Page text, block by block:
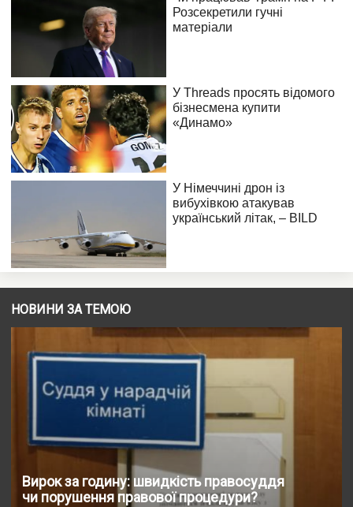
НОВИНИ ЗА ТЕМОЮ
Вирок за годину: швидкість правосуддя
чи порушення правової процедури?